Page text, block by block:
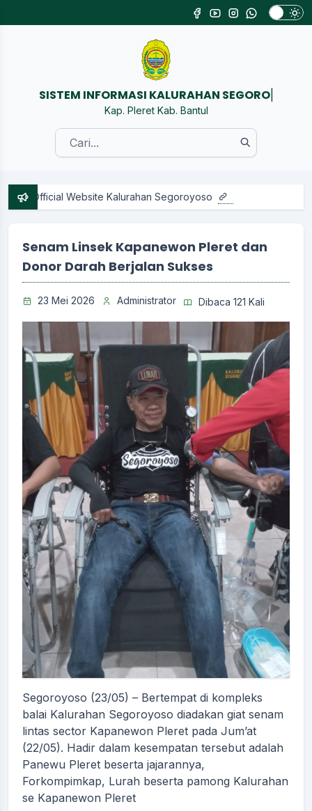
SISTEM INFORM|
Kap. Pleret Kab. Bantul
Website Kalurahan Segoroyoso
Senam Linsek Kapanewon Pleret dan
Donor Darah Berjalan Sukses
23 Mei 2026 Administrator Dibaca 121 Kali
Segoroyoso (23/05) – Bertempat di kompleks
balai Kalurahan Segoroyoso diadakan giat senam
lintas sector Kapanewon Pleret pada Jum’at
(22/05). Hadir dalam kesempatan tersebut adalah
Panewu Pleret beserta jajarannya,
Forkompimkap, Lurah beserta pamong Kalurahan
se Kapanewon Pleret